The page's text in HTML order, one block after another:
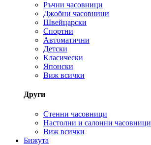
Ръчни часовници
Джобни часовници
Швейцарски
Спортни
Автоматични
Детски
Класически
Японски
Виж всички
Други
Стенни часовници
Настолни и салонни часовници
Виж всички
Бижута